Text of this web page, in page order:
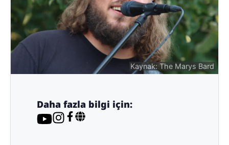
Kaynak: The Marys Bard
Daha fazla bilgi için: